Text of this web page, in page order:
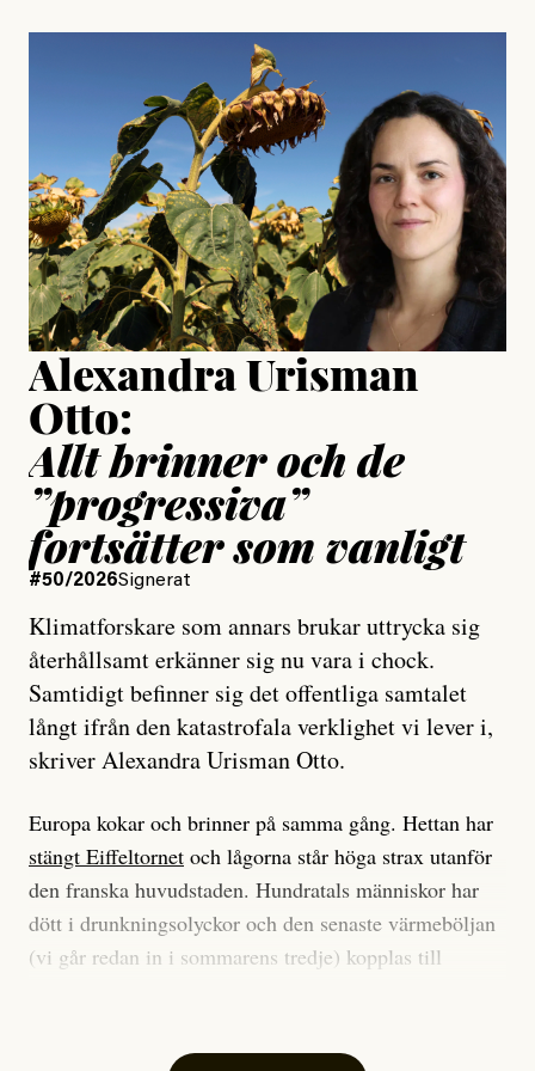
Jonas Lundström
Publicerad24 July, 2026
#23/2026
Jesper Lundby: ”Livet i sig
är ganska politiskt”
Jesper Lundby
Publicerad15 July, 2026
Uppdaterad15 July, 2026
Alexandra Urisman
Otto:
Allt brinner och de
”progressiva”
fortsätter som vanligt
#50/2026Signerat
Klimatforskare som annars brukar uttrycka sig
återhållsamt erkänner sig nu vara i chock.
Samtidigt befinner sig det offentliga samtalet
långt ifrån den katastrofala verklighet vi lever i,
skriver Alexandra Urisman Otto.
Europa kokar och brinner på samma gång. Hettan har
stängt Eiffeltornet och lågorna står höga strax utanför
den franska huvudstaden. Hundratals människor har
dött i drunkningsolyckor och den senaste värmeböljan
(vi går redan in i sommarens tredje) kopplas till
Har du också panik i hettan? Känns det som en